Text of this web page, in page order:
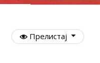
Прелистај